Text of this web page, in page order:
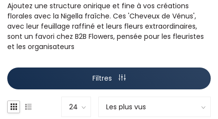
Ajoutez une structure onirique et fine à vos créations
florales avec la Nigella fraîche. Ces 'Cheveux de Vénus',
avec leur feuillage raffiné et leurs fleurs extraordinaires,
sont un favori chez B2B Flowers, pensée pour les fleuristes
et les organisateurs
Filtres